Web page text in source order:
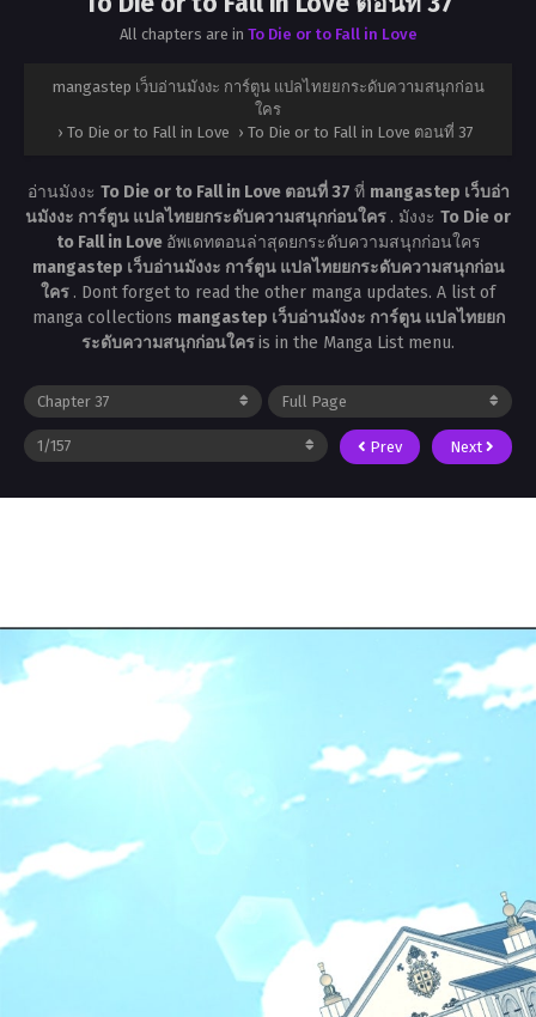
All chapters are in To Die or to Fall in Love
mangastep เว็บอ่านมังงะ การ์ตูน แปลไทยยกระดับความสนุกก่อน
ใคร
› To Die or to Fall in Love › To Die or to Fall in Love ตอนที่ 37
อ่านมังงะ To Die or to Fall in Love ตอนที่ 37 ที่ mangastep เว็บอ่า
นมังงะ การ์ตูน แปลไทยยกระดับความสนุกก่อนใคร . มังงะ To Die or
to Fall in Love อัพเดทตอนล่าสุดยกระดับความสนุกก่อนใคร
mangastep เว็บอ่านมังงะ การ์ตูน แปลไทยยกระดับความสนุกก่อน
ใคร . Dont forget to read the other manga updates. A list of
manga collections mangastep เว็บอ่านมังงะ การ์ตูน แปลไทยยก
ระดับความสนุกก่อนใครis in the Manga List menu.
Prev Next